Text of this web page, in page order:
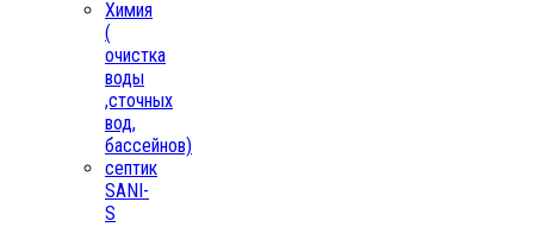
Химия
(
очистка
воды
,сточных
вод,
бассейнов)
септик
SANI-
S